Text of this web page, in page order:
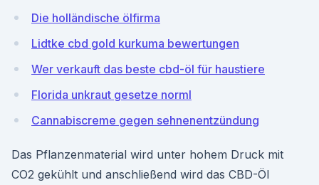
Die holländische ölfirma
Lidtke cbd gold kurkuma bewertungen
Wer verkauft das beste cbd-öl für haustiere
Florida unkraut gesetze norml
Cannabiscreme gegen sehnenentzündung
Das Pflanzenmaterial wird unter hohem Druck mit
CO2 gekühlt und anschließend wird das CBD-Öl